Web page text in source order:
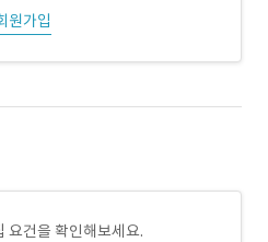
원가입
요건을 확인해보세요.